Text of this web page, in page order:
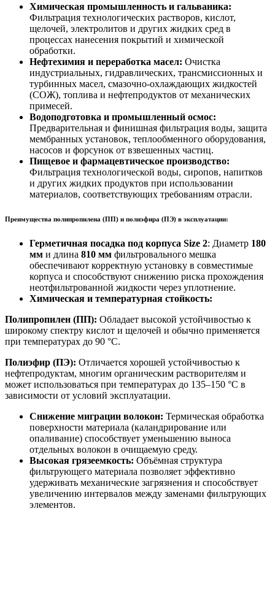
Химическая промышленность и гальваника:
Фильтрация технологических растворов, кислот,
щелочей, электролитов и других жидких сред в
процессах нанесения покрытий и химической
обработки.
Нефтехимия и переработка масел: Очистка
индустриальных, гидравлических, трансмиссионных и
турбинных масел, смазочно-охлаждающих жидкостей
(СОЖ), топлива и нефтепродуктов от механических
примесей.
Водоподготовка и промышленный осмос:
Предварительная и финишная фильтрация воды, защита
мембранных установок, теплообменного оборудования,
насосов и форсунок от взвешенных частиц.
Пищевое и фармацевтическое производство:
Фильтрация технологической воды, сиропов, напитков
и других жидких продуктов при использовании
материалов, соответствующих требованиям отрасли.
Преимущества полипропилена (ПП) и полиэфира (ПЭ) в эксплуатации:
Герметичная посадка под корпуса Size 2: Диаметр 180
мм и длина 810 мм фильтровального мешка
обеспечивают корректную установку в совместимые
корпуса и способствуют снижению риска прохождения
неотфильтрованной жидкости через уплотнение.
Химическая и температурная стойкость:
Полипропилен (ПП): Обладает высокой устойчивостью к
широкому спектру кислот и щелочей и обычно применяется
при температурах до 90 °C.
Полиэфир (ПЭ): Отличается хорошей устойчивостью к
нефтепродуктам, многим органическим растворителям и
может использоваться при температурах до 135–150 °C в
зависимости от условий эксплуатации.
Снижение миграции волокон: Термическая обработка
поверхности материала (каландрирование или
опаливание) способствует уменьшению выноса
отдельных волокон в очищаемую среду.
Высокая грязеемкость: Объёмная структура
фильтрующего материала позволяет эффективно
удерживать механические загрязнения и способствует
увеличению интервалов между заменами фильтрующих
элементов.